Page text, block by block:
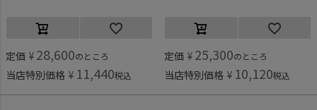
定価 ¥ 28,600のところ
当店特別価格 ¥ 11,440税込
定価 ¥ 25,300のところ
当店特別価格 ¥ 10,120税込